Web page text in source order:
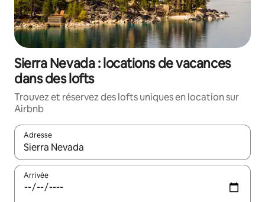
Sierra Nevada : locations de vacances
dans des lofts
Trouvez et réservez des lofts uniques en location sur
Airbnb
Adresse
Lorsque les résultats s'affichent, utilisez les flèches vers le
Arrivée